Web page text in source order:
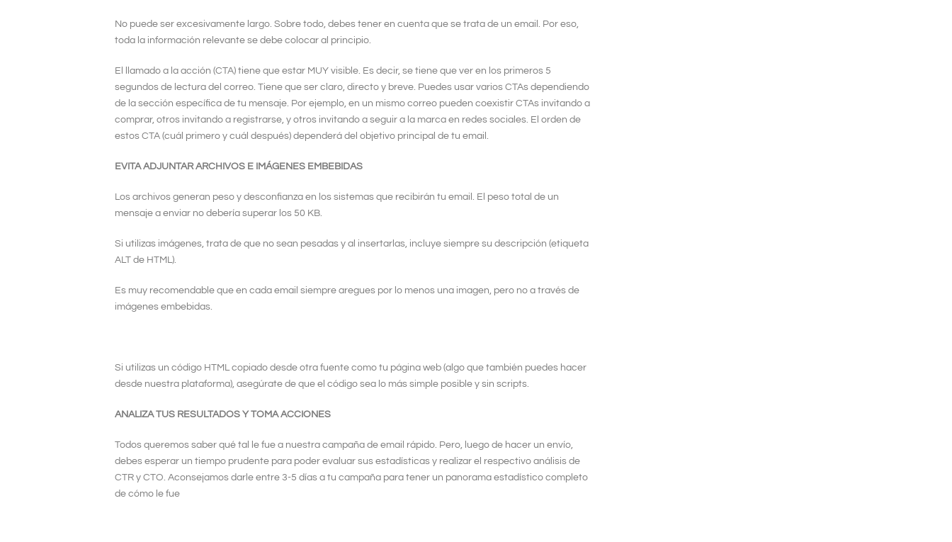
No puede ser excesivamente largo. Sobre todo, debes tener en cuenta que se trata de un email. Por eso,
toda la información relevante se debe colocar al principio.
El llamado a la acción (CTA) tiene que estar MUY visible. Es decir, se tiene que ver en los primeros 5
segundos de lectura del correo. Tiene que ser claro, directo y breve. Puedes usar varios CTAs dependiendo
de la sección específica de tu mensaje. Por ejemplo, en un mismo correo pueden coexistir CTAs invitando a
comprar, otros invitando a registrarse, y otros invitando a seguir a la marca en redes sociales. El orden de
estos CTA (cuál primero y cuál después) dependerá del objetivo principal de tu email.
EVITA ADJUNTAR ARCHIVOS E IMÁGENES EMBEBIDAS
Los archivos generan peso y desconfianza en los sistemas que recibirán tu email. El peso total de un
mensaje a enviar no debería superar los 50 KB.
Si utilizas imágenes, trata de que no sean pesadas y al insertarlas, incluye siempre su descripción (etiqueta
ALT de HTML).
Es muy recomendable que en cada email siempre aregues por lo menos una imagen, pero no a través de
imágenes embebidas.
Si utilizas un código HTML copiado desde otra fuente como tu página web (algo que también puedes hacer
desde nuestra plataforma), asegúrate de que el código sea lo más simple posible y sin scripts.
ANALIZA TUS RESULTADOS Y TOMA ACCIONES
Todos queremos saber qué tal le fue a nuestra campaña de email rápido. Pero, luego de hacer un envío,
debes esperar un tiempo prudente para poder evaluar sus estadísticas y realizar el respectivo análisis de
CTR y CTO. Aconsejamos darle entre 3-5 días a tu campaña para tener un panorama estadístico completo
de cómo le fue